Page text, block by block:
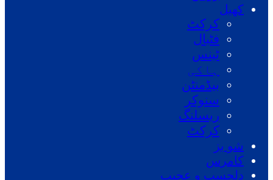
کھیل
کرکٹ
فٹبال
ٹینس
ہاکی
بیڈمنٹن
سنوکر
ریسلنگ
کرکٹ
شو بز
کامرس
دلچسپ و عجیب